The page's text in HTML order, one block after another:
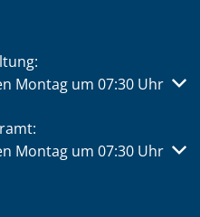
oder Schließzeiten
Montag um 07:30 Uhr
oder Schließzeiten
Montag um 07:30 Uhr